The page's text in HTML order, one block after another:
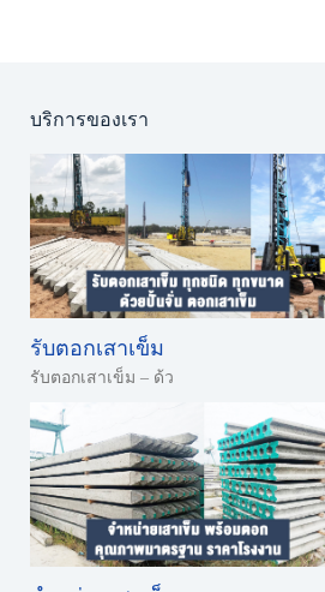
บริการของเรา
รับตอกเสาเข็ม
รับตอกเสาเข็ม – ด้ว